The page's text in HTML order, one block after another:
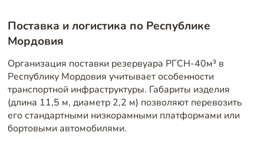
Поставка и логистика по Республике
Мордовия
Организация поставки резервуара РГСН-40м³ в
Республику Мордовия учитывает особенности
транспортной инфраструктуры. Габариты изделия
(длина 11,5 м, диаметр 2,2 м) позволяют перевозить
его стандартными низкорамными платформами или
бортовыми автомобилями.